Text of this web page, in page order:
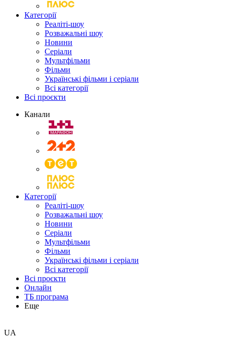
Категорії
Реаліті-шоу
Розважальні шоу
Новини
Серіали
Мультфільми
Фільми
Українські фільми і серіали
Всі категорії
Всі проєкти
Канали
Категорії
Реаліті-шоу
Розважальні шоу
Новини
Серіали
Мультфільми
Фільми
Українські фільми і серіали
Всі категорії
Всі проєкти
Онлайн
ТБ програма
Еще
UA